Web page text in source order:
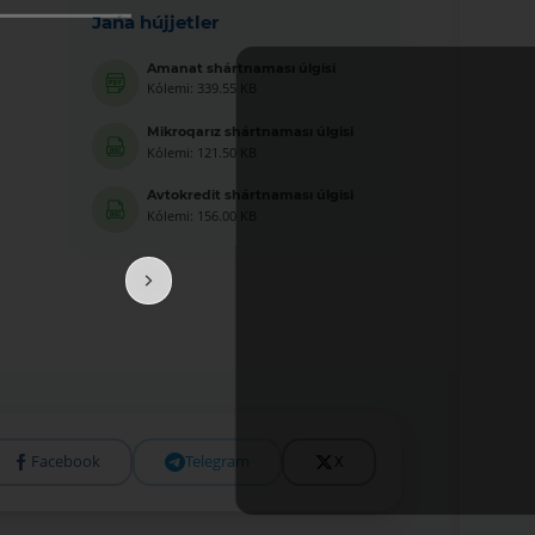
Jańa hújjetler
Amanat shártnaması úlgisi
Kólemi: 339.55 KB
Mikroqarız shártnaması úlgisi
Kólemi: 121.50 KB
Avtokredit shártnaması úlgisi
Kólemi: 156.00 KB
Facebook Telegram X